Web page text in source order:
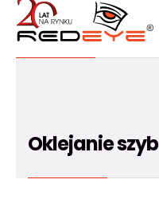
Oklejanie szyb